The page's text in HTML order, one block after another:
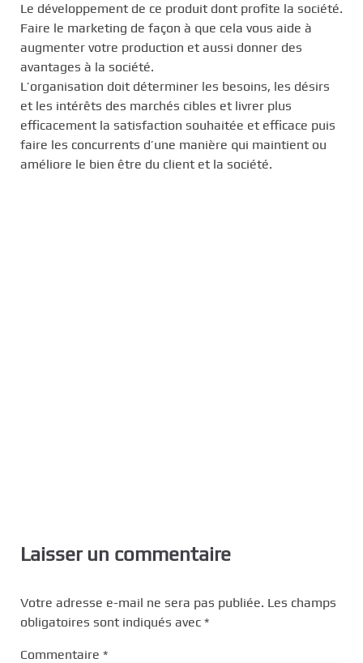
Le développement de ce produit dont profite la société.
Faire le marketing de façon à que cela vous aide à
augmenter votre production et aussi donner des
avantages à la société.
L’organisation doit déterminer les besoins, les désirs
et les intérêts des marchés cibles et livrer plus
efficacement la satisfaction souhaitée et efficace puis
faire les concurrents d’une manière qui maintient ou
améliore le bien être du client et la société.
Laisser un commentaire
Votre adresse e-mail ne sera pas publiée. Les champs
obligatoires sont indiqués avec *
Commentaire *